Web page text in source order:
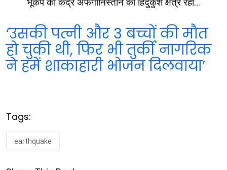
‘उसकी पत्नी और 3 बच्चों की मौत
हो चुकी थी, फ‍िर भी तुर्की नागरिक
ने हमें शाकाहारी भोजन दिलवाया’
Tags:
earthquake